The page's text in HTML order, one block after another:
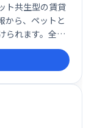
ト共生型の賃貸
から、ペットと
られます。全国
トにぴったりの